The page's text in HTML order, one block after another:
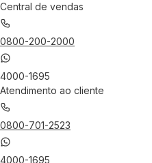
Central de vendas
0800-200-2000
4000-1695
Atendimento ao cliente
0800-701-2523
4000-1695